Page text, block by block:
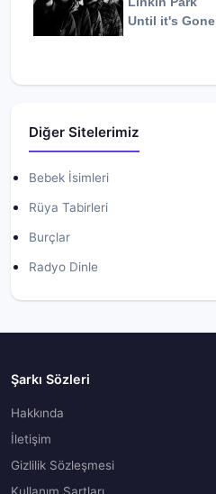
Until it's Gone
Diğer Sitelerimiz
Bebek İsimleri
Rüya Tabirleri
Burçlar
Radyo Dinle
Şarkı Sözleri
Hakkında
İletişim
Gizlilik Sözleşmesi